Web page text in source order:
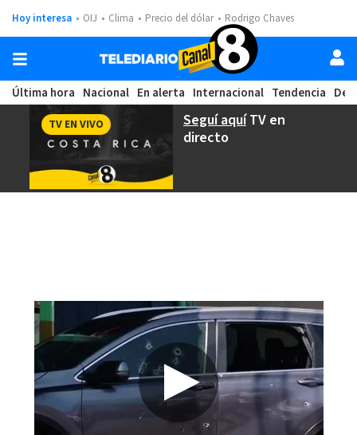
Hoy interesa OIJ Clima Precio del dólar Rodrigo Chaves
Última hora Nacional En alerta Internacional Tendencia
Seguí aquíTV en
directo
TV EN VIVO